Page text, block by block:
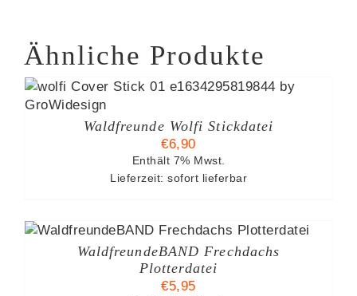
Ähnliche Produkte
Waldfreunde Wolfi Stickdatei
€6,90
Enthält 7% Mwst.
Lieferzeit: sofort lieferbar
WaldfreundeBAND Frechdachs
Plotterdatei
€5,95